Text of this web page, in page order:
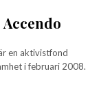
en aktivistfond
i februari 2008.